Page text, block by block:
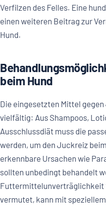
Verfilzen des Felles. Eine
einen weiteren Beitrag zur
Hund.
beim Hund
Die eingesetzten Mittel
vielfältig: Aus Shampoos,
Ausschlussdiät muss die
werden, um den Juckreiz
erkennbare Ursachen wie
sollten unbedingt behandelt
Futtermittelunverträglichkeit
vermutet, kann mit